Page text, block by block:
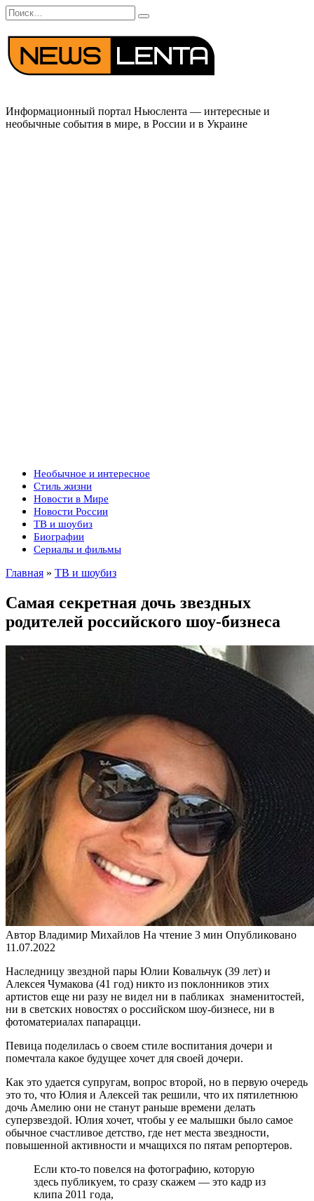
Перейти
к
содержанию
Search
for:
Информационный портал Ньюслента — интересные и
необычные события в мире, в России и в Украине
Необычное и интересное
Стиль жизни
Новости в Мире
Новости России
ТВ и шоубиз
Биографии
Сериалы и фильмы
Главная » ТВ и шоубиз
Самая секретная дочь звездных
родителей российского шоу-бизнеса
Автор Владимир Михайлов На чтение 3 мин Опубликовано
11.07.2022
Наследницу звездной пары Юлии Ковальчук (39 лет) и
Алексея Чумакова (41 год) никто из поклонников этих
артистов еще ни разу не видел ни в пабликах знаменитостей,
ни в светских новостях о российском шоу-бизнесе, ни в
фотоматериалах папарацци.
Певица поделилась о своем стиле воспитания дочери и
помечтала какое будущее хочет для своей дочери.
Как это удается супругам, вопрос второй, но в первую очередь
это то, что Юлия и Алексей так решили, что их пятилетнюю
дочь Амелию они не станут раньше времени делать
суперзвездой. Юлия хочет, чтобы у ее малышки было самое
обычное счастливое детство, где нет места звездности,
повышенной активности и мчащихся по пятам репортеров.
Если кто-то повелся на фотографию, которую
здесь публикуем, то сразу скажем — это кадр из
клипа 2011 года,